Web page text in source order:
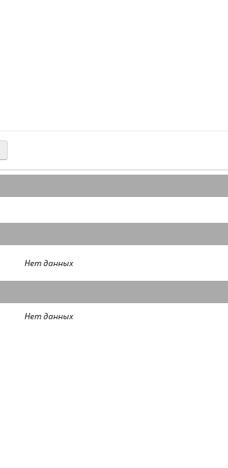
Нет данных
Нет данных